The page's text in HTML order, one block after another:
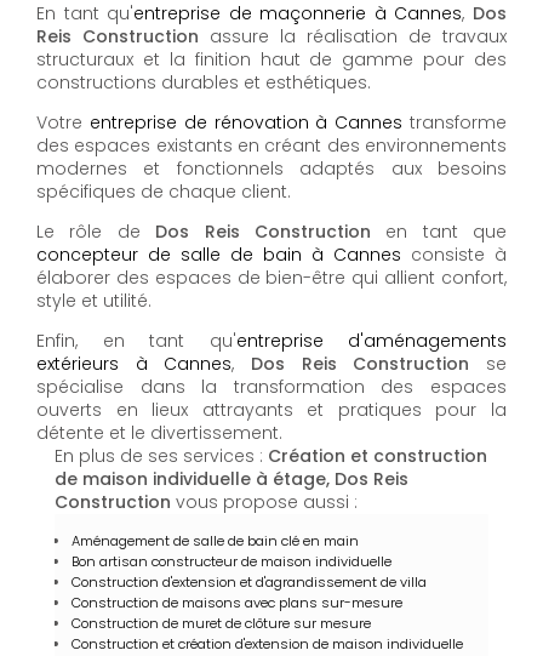
En tant qu'entreprise de maçonnerie à Cannes, Dos
Reis Construction assure la réalisation de travaux
structuraux et la finition haut de gamme pour des
constructions durables et esthétiques.
Votre entreprise de rénovation à Cannes transforme
des espaces existants en créant des environnements
modernes et fonctionnels adaptés aux besoins
spécifiques de chaque client.
Le rôle de Dos Reis Construction en tant que
concepteur de salle de bain à Cannes consiste à
élaborer des espaces de bien-être qui allient confort,
style et utilité.
Enfin, en tant qu'entreprise d'aménagements
extérieurs à Cannes, Dos Reis Construction se
spécialise dans la transformation des espaces
ouverts en lieux attrayants et pratiques pour la
détente et le divertissement.
En plus de ses services : Création et construction
de maison individuelle à étage, Dos Reis
Construction vous propose aussi :
Aménagement de salle de bain clé en main
Bon artisan constructeur de maison individuelle
Construction d'extension et d'agrandissement de villa
Construction de maisons avec plans sur-mesure
Construction de muret de clôture sur mesure
Construction et création d'extension de maison individuelle